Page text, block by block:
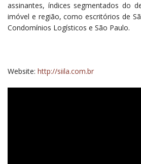
assinantes, índices segmentados do
imóvel e região, como escritórios de
Condomínios Logísticos e São Paulo.
Website: http://siila.com.br